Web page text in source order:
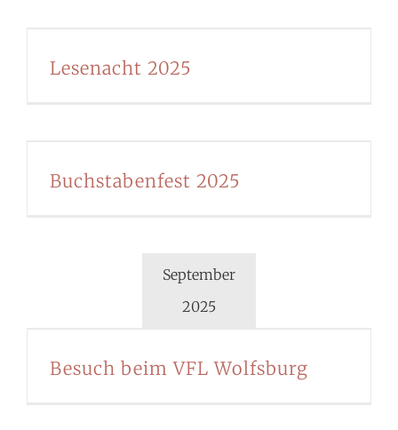
Lesenacht 2025
Buchstabenfest 2025
September
2025
Besuch beim VFL Wolfsburg